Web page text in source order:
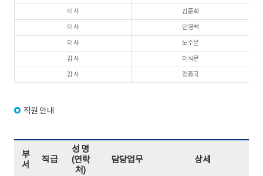
이 사 김준희
이 사 민영백
이 사 노수문
감 사 이석문
감 사 정종국
직원 안내
부
서
직급
성 명
(연락
처)
담당업무 상세